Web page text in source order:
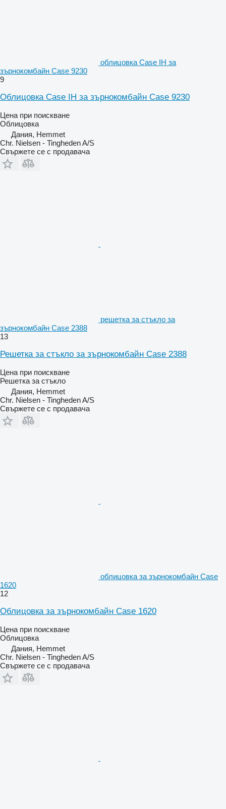
облицовка Case IH за
зърнокомбайн Case 9230
9
Облицовка Case IH за зърнокомбайн Case 9230
Цена при поискване
Облицовка
Дания, Hemmet
Chr. Nielsen - Tingheden A/S
Свържете се с продавача
решетка за стъкло за
зърнокомбайн Case 2388
13
Решетка за стъкло за зърнокомбайн Case 2388
Цена при поискване
Решетка за стъкло
Дания, Hemmet
Chr. Nielsen - Tingheden A/S
Свържете се с продавача
облицовка за зърнокомбайн Case
1620
12
Облицовка за зърнокомбайн Case 1620
Цена при поискване
Облицовка
Дания, Hemmet
Chr. Nielsen - Tingheden A/S
Свържете се с продавача